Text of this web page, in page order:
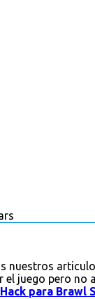
nuestros
juego pero no
Hack para Brawl